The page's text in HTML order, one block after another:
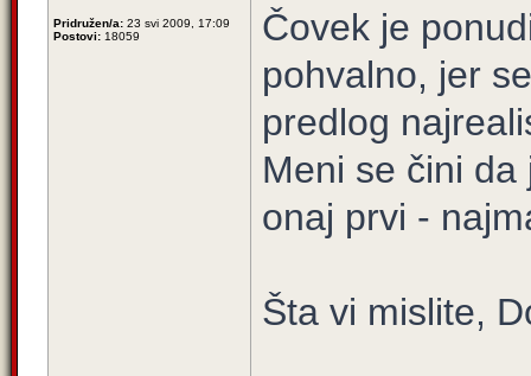
Pridružen/a: 23 svi 2009, 17:09
Postovi: 18059
Čovek je
pohvalno, jer
predlog
Meni se čini
onaj prvi -
Šta vi mislite,